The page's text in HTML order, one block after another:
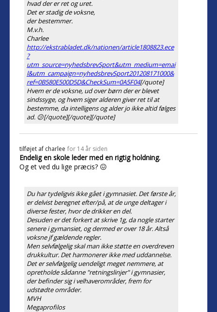
hvad der er ret og uret.
Det er stadig de voksne,
der bestemmer.
M.v.h.
Charlee
http://ekstrabladet.dk/nationen/article1808823.ece
?
utm_source=nyhedsbrevSport&utm_medium=emai
l&utm_campaign=nyhedsbrevSport201208171000&
ref=0B580E500D5D&CheckSum=0A5F04[/quote]
Hvem er de voksne, ud over børn der er blevet
sindssyge, og hvem siger alderen giver ret til at
bestemme, da intelligens og alder jo ikke altid følges
ad. 😕[/quote][/quote][/quote]
tilføjet af charlee for 14 år siden
Endelig en skole leder med en rigtig holdning.
Og et ved du lige præcis? 😖
Du har tydeligvis ikke gået i gymnasiet. Det første år,
er delvist beregnet efter/på, at de unge deltager i
diverse fester, hvor de drikker en del.
Desuden er det forkert at skrive 1g, da nogle starter
senere i gymansiet, og dermed er over 18 år. Altså
voksne jf gældende regler.
Men selvfølgelig skal man ikke støtte en overdreven
drukkultur. Det harmonerer ikke med uddannelse.
Det er selvfølgelig uendeligt meget nemmere, at
opretholde sådanne "retningslinjer" i gymnasier,
der befinder sig i velhaverområder, frem for
udstødte områder.
MVH
Megaprofilos